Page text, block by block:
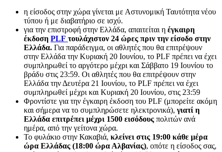
η είσοδος στην χώρα γίνεται με Αστυνομική Ταυτότητα νέου
τύπου ή με διαβατήριο σε ισχύ.
για την επιστροφή στην Ελλάδα, απαιτείται η έγκαιρη
έκδοση PLF τουλάχιστον 24 ώρες πριν την είσοδο στην
Ελλάδα. Για παράδειγμα, οι αθλητές που θα επιτρέψουν
στην Ελλάδα την Κυριακή 20 Ιουνίου, το PLF πρέπει να έχει
συμπληρωθεί το αργότερο μέχρι και Σάββατο 19 Ιουνίου το
βράδυ στις 23:59. Οι αθλητές που θα επιτρέψουν στην
Ελλάδα την Δευτέρα 21 Ιουνίου, το PLF πρέπει να έχει
συμπληρωθεί μέχρι και Κυριακή 20 Ιουνίου, στις 23:59
Φροντίστε για την έγκαιρη έκδοση του PLF (μπορείτε ακόμη
και σήμερα να το συμπληρώσετε ηλεκτρονικά), γιατί η
Ελλάδα επιτρέπει μέχρι 1500 εισόδους πολιτών ανά
ημέρα, από την γείτονα χώρα.
Το φυλάκιο στην Κακαβιά, κλείνει στις 19:00 κάθε μέρα
ώρα Ελλάδας (18:00 ώρα Αλβανίας), οπότε η είσοδος σας,